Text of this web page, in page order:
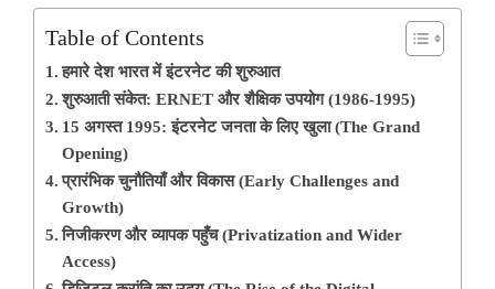
Table of Contents
हमारे देश भारत में इंटरनेट की शुरुआत
शुरुआती संकेत: ERNET और शैक्षिक उपयोग (1986-1995)
15 अगस्त 1995: इंटरनेट जनता के लिए खुला (The Grand
Opening)
प्रारंभिक चुनौतियाँ और विकास (Early Challenges and
Growth)
निजीकरण और व्यापक पहुँच (Privatization and Wider
Access)